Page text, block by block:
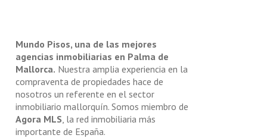
Mundo Pisos, una de las mejores
agencias inmobiliarias en Palma de
Mallorca. Nuestra amplia experiencia en la
compraventa de propiedades hace de
nosotros un referente en el sector
inmobiliario mallorquín. Somos miembro de
Agora MLS , la red inmobiliaria más
importante de España.